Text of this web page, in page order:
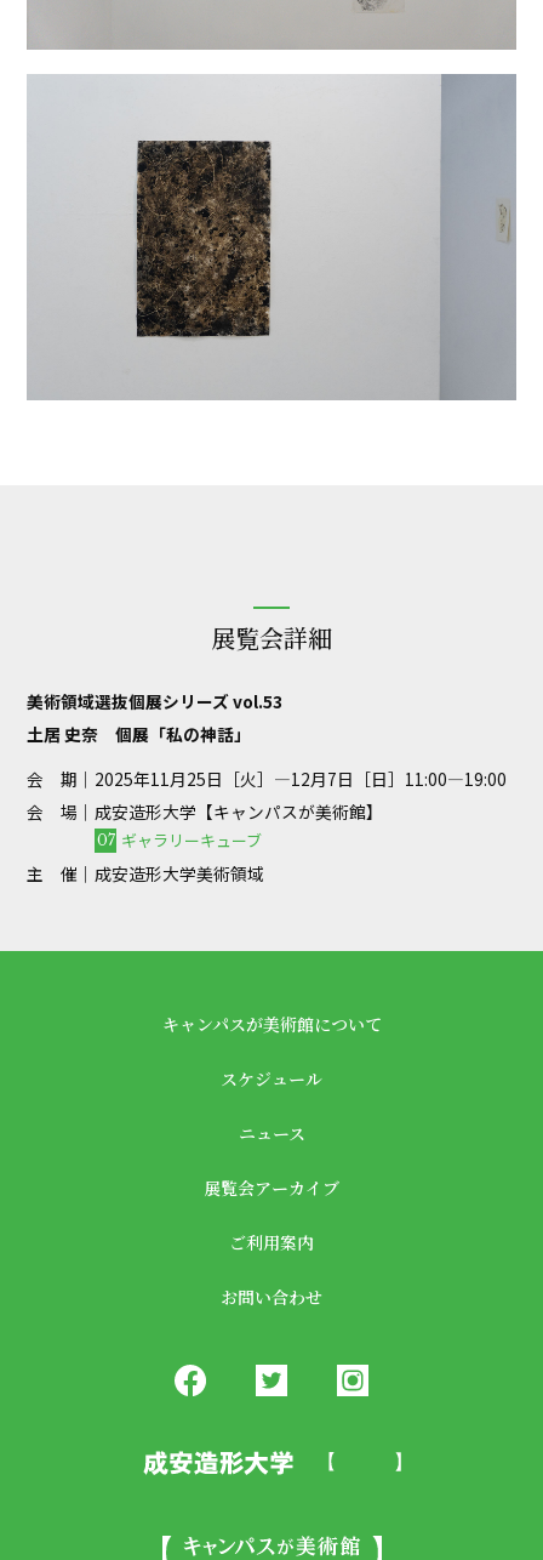
展覧会詳細
美術領域選抜個展シリーズ vol.53
土居 史奈 個展「私の神話」
会 期｜ 2025年11月25日［火］—12月7日［日］11:00—19:00
会 場｜成安造形大学【キャンパスが美術館】
07 ギャラリーキューブ
主 催｜成安造形大学美術領域
キャンパスが美術館について
スケジュール
ニュース
展覧会アーカイブ
ご利用案内
お問い合わせ